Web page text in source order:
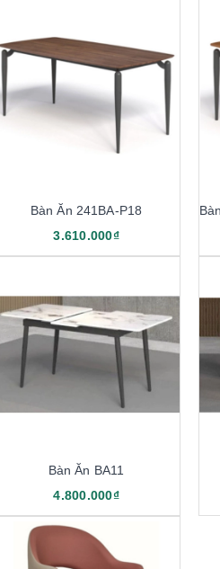
Bàn Ăn 241BA-P18
3.610.000₫
Bàn Ăn BA11
4.800.000₫